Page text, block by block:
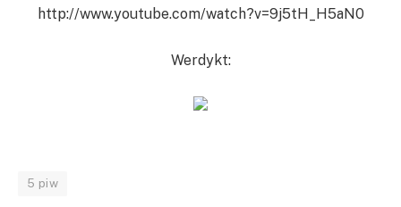
http://www.youtube.com/watch?v=9j5tH_H5aN0
Werdykt:
5 piw